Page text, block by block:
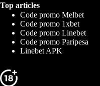
Top articles
Code promo Melbet
Code promo 1xbet
Code promo Linebet
Code promo Paripesa
Linebet APK